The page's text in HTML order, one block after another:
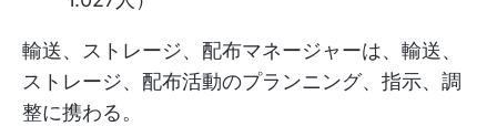
輸送、ストレージ、配布マネージャーは、輸送、
ストレージ、配布活動のプランニング、指示、調
整に携わる。